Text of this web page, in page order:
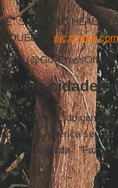
SAYS, “NO HEALTH
QUEEN!”
(@GovPressOffice)
em cidades
os militares, do general
tornar a América
descarada : "Faz